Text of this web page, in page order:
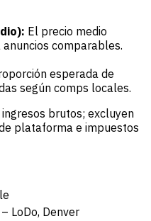
El precio medio
comparables.
esperada de
según comps locales.
brutos; excluyen
plataforma e impuestos
LoDo, Denver